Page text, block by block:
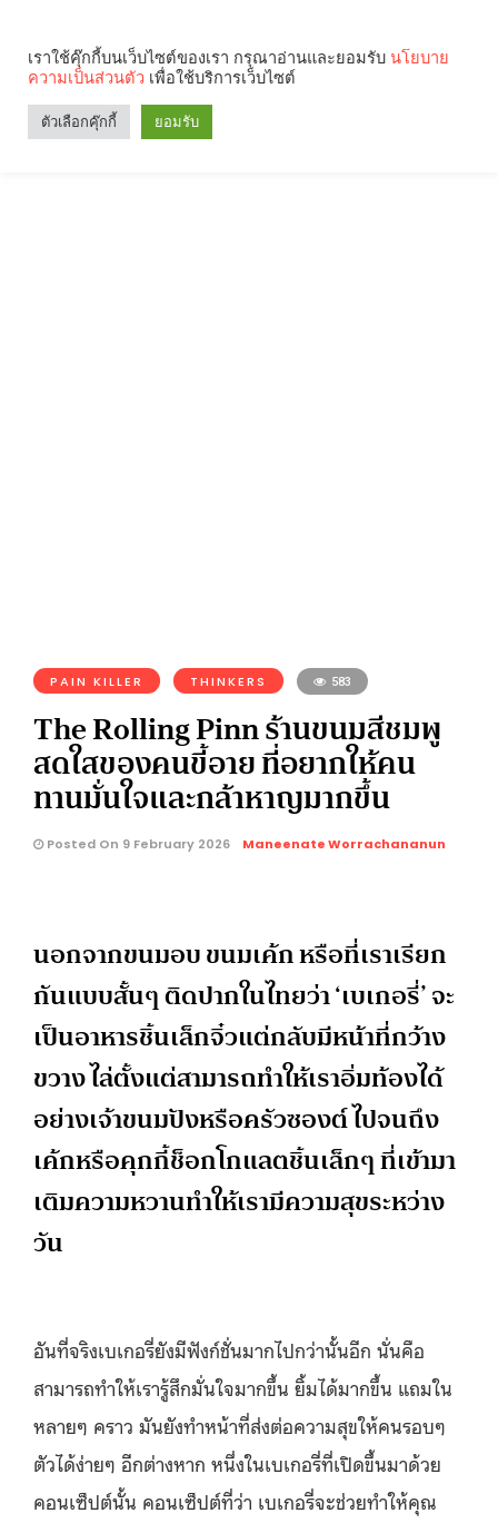
PAIN KILLER THINKERS 583
The Rolling Pinn ร้านขนมสีชมพู
สดใสของคนขี้อาย ที่อยากให้คน
ทานมั่นใจและกล้าหาญมากขึ้น
Posted On 9 February 2026 Maneenate Worrachananun
นอกจากขนมอบ ขนมเค้ก หรือที่เราเรียก
กันแบบสั้นๆ ติดปากในไทยว่า ‘เบเกอรี่’ จะ
เป็นอาหารชิ้นเล็กจิ๋วแต่กลับมีหน้าที่กว้าง
ขวาง ไล่ตั้งแต่สามารถทำให้เราอิ่มท้องได้
อย่างเจ้าขนมปังหรือครัวซองต์ ไปจนถึง
เค้กหรือคุกกี้ช็อกโกแลตชิ้นเล็กๆ ที่เข้ามา
เติมความหวานทำให้เรามีความสุขระหว่าง
วัน
อันที่จริงเบเกอรี่ยังมีฟังก์ชั่นมากไปกว่านั้นอีก นั่นคือ
สามารถทำให้เรารู้สึกมั่นใจมากขึ้น ยิ้มได้มากขึ้น แถมใน
หลายๆ คราว มันยังทำหน้าที่ส่งต่อความสุขให้คนรอบๆ
ตัวได้ง่ายๆ อีกต่างหาก หนึ่งในเบเกอรี่ที่เปิดขึ้นมาด้วย
คอนเซ็ปต์นั้น คอนเซ็ปต์ที่ว่า เบเกอรี่จะช่วยทำให้คุณ
เราใช้คุ๊กกี้บนเว็บไซต์ของเรา กรุณาอ่านและยอมรับ นโยบาย
ความเป็นส่วนตัว เพื่อใช้บริการเว็บไซต์
ตัวเลือกคุ๊กกี้ ยอมรับ